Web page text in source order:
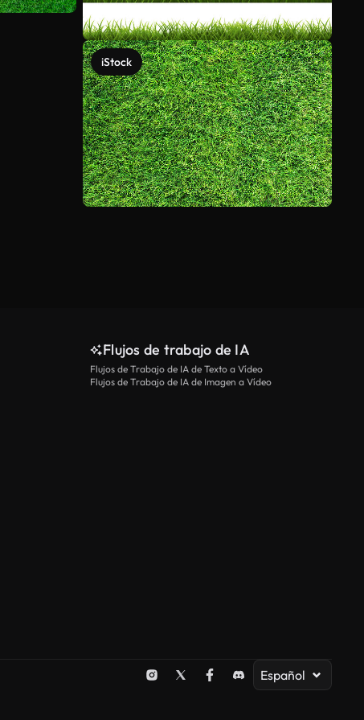
iStock
Flujos de trabajo de IA
Flujos de Trabajo de IA de Texto a Vídeo
Flujos de Trabajo de IA de Imagen a Vídeo
Español